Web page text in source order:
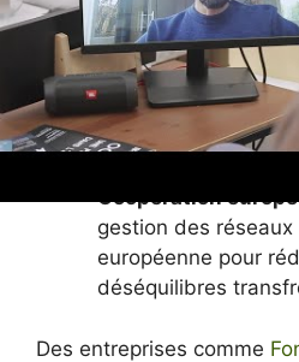
supporter la
par le solaire et
Soutien aux
de soutien pour les
stockage, les smart
Coopération
gestion des réseaux
européenne pour
déséquilibres
Des entreprises comme